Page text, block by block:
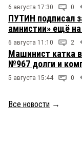
6 августа 17:30 0
ПУТИН подписал
амнистии» ещё на
6 августа 11:10 2
Машинист катка
№967 долги и
5 августа 15:44 0
Все новости →